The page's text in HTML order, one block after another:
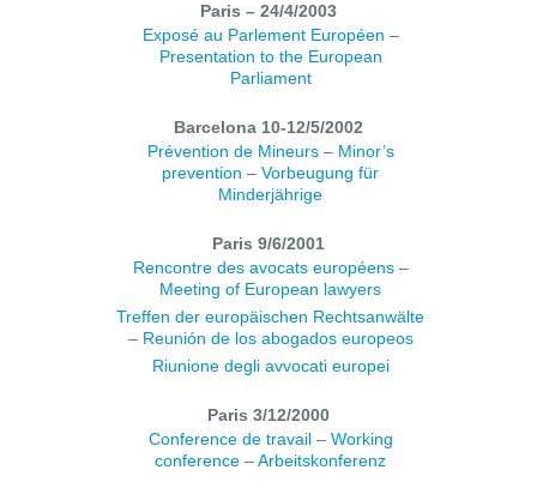
Paris – 24/4/2003
Exposé au Parlement Européen –
Presentation to the European
Parliament
Barcelona 10-12/5/2002
Prévention de Mineurs– Minor’s
prevention – Vorbeugung für
Minderjährige
Paris 9/6/2001
Rencontre des avocats européens–
Meeting of European lawyers
Treffen der europäischen Rechtsanwälte
– Reunión de los abogados europeos
Riunione degli avvocati europei
Paris 3/12/2000
Conference de travail– Working
conference –Arbeitskonferenz